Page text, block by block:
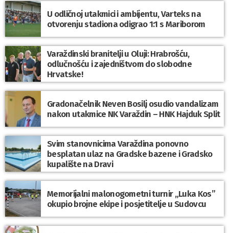
U odličnoj utakmici i ambijentu, Varteks na
otvorenju stadiona odigrao 1:1 s Mariborom
Varaždinski branitelji u Oluji: Hrabrošću,
odlučnošću i zajedništvom do slobodne
Hrvatske!
Gradonačelnik Neven Bosilj osudio vandalizam
nakon utakmice NK Varaždin – HNK Hajduk Split
Svim stanovnicima Varaždina ponovno
besplatan ulaz na Gradske bazene i Gradsko
kupalište na Dravi
Memorijalni malonogometni turnir „Luka Kos”
okupio brojne ekipe i posjetitelje u Sudovcu